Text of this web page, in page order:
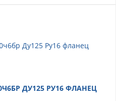
ДУ125 РУ16 ФЛАНЕЦ